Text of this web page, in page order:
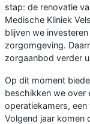
stap: de renovatie
Medische Kliniek
blijven we
zorgomgeving.
zorgaanbod verder
Op dit moment
beschikken we over
operatiekamers, een
Volgend jaar komen